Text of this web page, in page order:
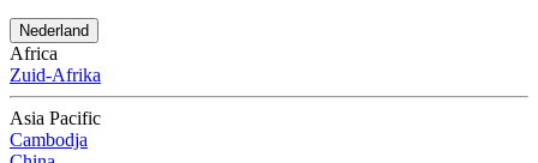
Nederland
Africa
Zuid-Afrika
Asia Pacific
Cambodja